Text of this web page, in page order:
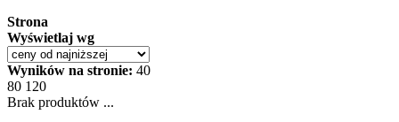
Strona
Wyświetlaj wg
Wyników na stronie: 40
80 120
Brak produktów ...